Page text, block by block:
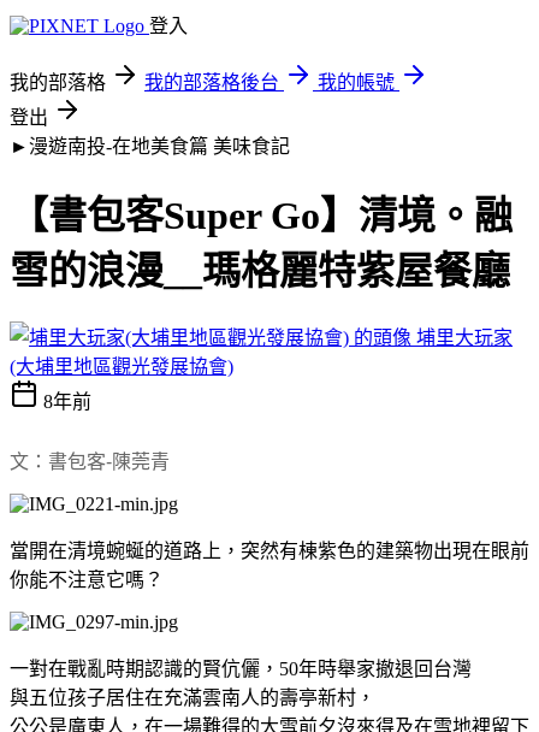
登入
我的部落格 我的部落格後台
我的帳號
登出
►漫遊南投-在地美食篇 美味食記
【書包客Super Go】清境。融
雪的浪漫__瑪格麗特紫屋餐廳
埔里大玩家
(大埔里地區觀光發展協會)
8年前
文：書包客-陳莞青
當開在清境蜿蜒的道路上，突然有棟紫色的建築物出現在眼前
你能不注意它嗎？
一對在戰亂時期認識的賢伉儷，50年時舉家撤退回台灣
與五位孩子居住在充滿雲南人的壽亭新村，
公公是廣東人，在一場難得的大雪前夕沒來得及在雪地裡留下